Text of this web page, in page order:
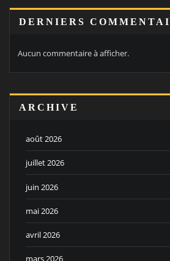
DERNIERS
Aucun commentaire à afficher.
ARCHIVE
août 2026
juillet 2026
juin 2026
mai 2026
avril 2026
mars 2026